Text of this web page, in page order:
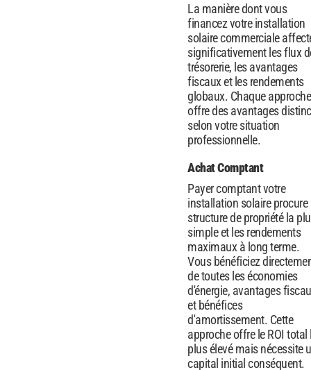
La manière dont vous
financez votre installation
solaire commerciale
significativement les flux
trésorerie, les avantages
fiscaux et les rendements
globaux. Chaque approche
offre des avantages
selon votre situation
professionnelle.
Achat Comptant
Payer comptant votre
installation solaire procure
structure de propriété la
simple et les rendements
maximaux à long terme.
Vous bénéficiez
de toutes les économies
d'énergie, avantages
et bénéfices
d'amortissement. Cette
approche offre le ROI total
plus élevé mais nécessite
capital initial conséquent.